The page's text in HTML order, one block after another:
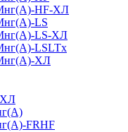
HF-ХЛ
LS
LS-ХЛ
LSLTx
ХЛ
FRHF